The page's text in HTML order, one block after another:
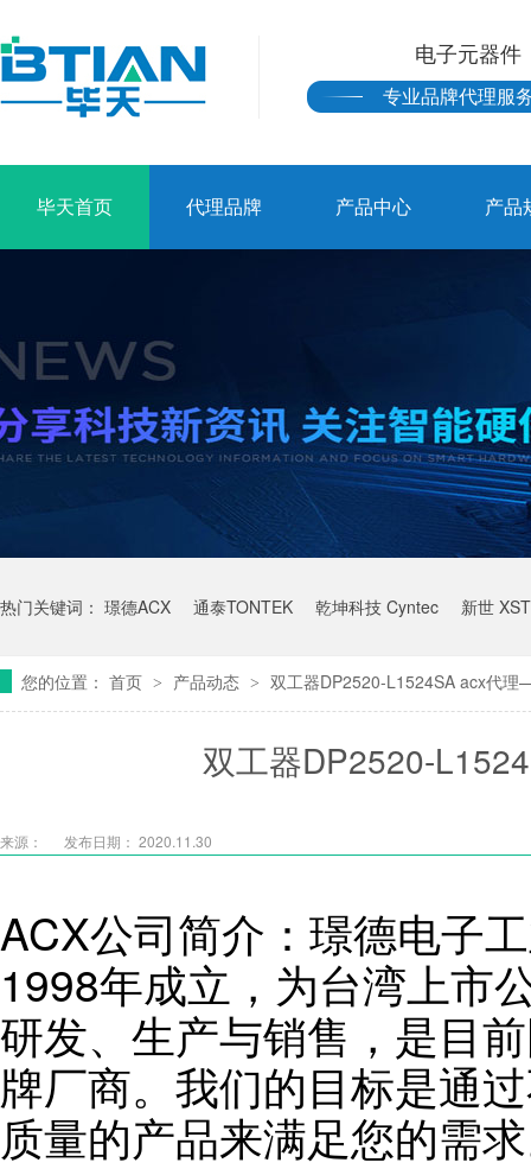
电子元器件
专业品牌代理服
毕天首页 代理品牌 产品中心 产品
热门关键词： 璟德ACX 通泰TONTEK 乾坤科技 Cyntec 新世
您的位置： 首页 > 产品动态 > 双工器DP2520-L1524SA acx代
双工器DP2520-
来源： 发布日期： 2020.11.30
ACX公司简介：璟德电子
1998年成立，为台湾上市
研发、生产与销售，是目
牌厂商。我们的目标是通
质量的产品来满足您的需